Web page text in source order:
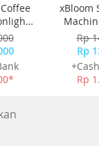
xBloom
Rp
Rp
Rp